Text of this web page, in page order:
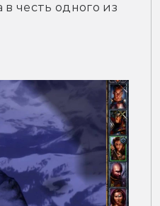
в честь одного из